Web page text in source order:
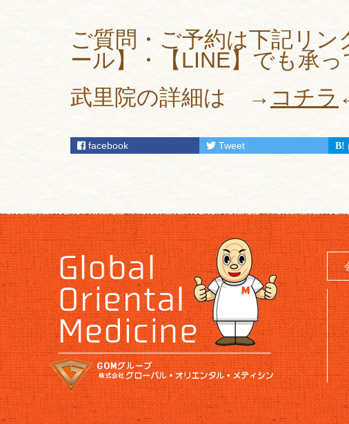
ご質問・ご予約は下記リン
ール】・【LINE】でも承っ
武里院の詳細は → コチラ
facebook Tweet